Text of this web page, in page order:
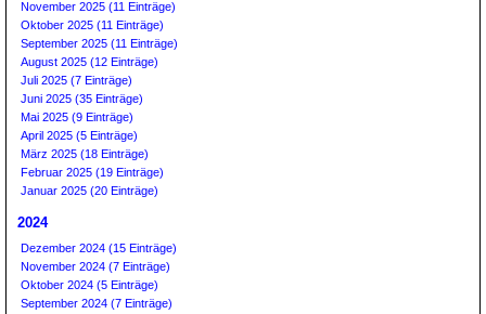
November 2025 (11 Einträge)
Oktober 2025 (11 Einträge)
September 2025 (11 Einträge)
August 2025 (12 Einträge)
Juli 2025 (7 Einträge)
Juni 2025 (35 Einträge)
Mai 2025 (9 Einträge)
April 2025 (5 Einträge)
März 2025 (18 Einträge)
Februar 2025 (19 Einträge)
Januar 2025 (20 Einträge)
2024
Dezember 2024 (15 Einträge)
November 2024 (7 Einträge)
Oktober 2024 (5 Einträge)
September 2024 (7 Einträge)